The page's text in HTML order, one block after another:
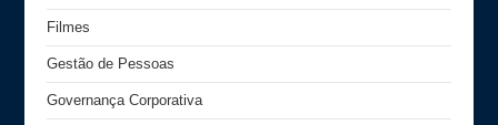
Filmes
Gestão de Pessoas
Governança Corporativa